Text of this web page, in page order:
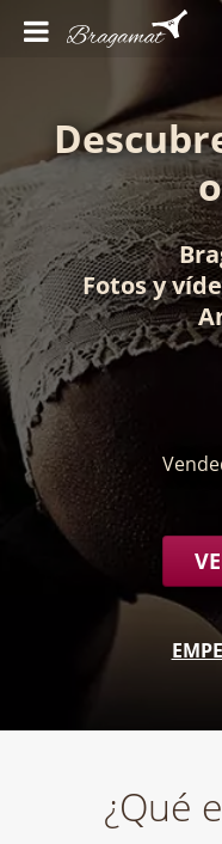
Fotosy
¿Qué